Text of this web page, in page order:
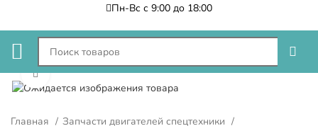
Пн-Вс с 9:00 до 18:00
Нажмите, чтобы увеличить
Главная
Запчасти двигателей спецтехники